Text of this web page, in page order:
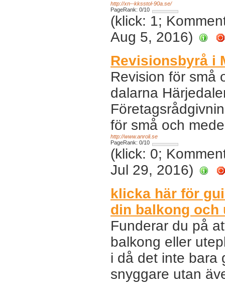
http://xn--kksstol-90a.se/
PageRank: 0/10
(klick: 1;
Aug 5, 2016)
Revisionsbyrå i
Revision för små
dalarna
för små och
http://www.anroli.se
PageRank: 0/10
(klick: 0;
Jul 29, 2016)
klicka här för
din balkong och
Funderar du på
balkong eller
i då det inte bara
snyggare utan